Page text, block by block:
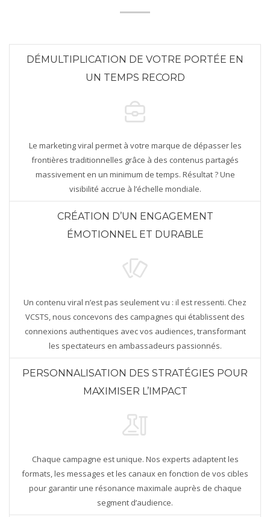
DÉMULTIPLICATION DE VOTRE PORTÉE EN
UN TEMPS RECORD
Le marketing viral permet à votre marque de dépasser les
frontières traditionnelles grâce à des contenus partagés
massivement en un minimum de temps. Résultat ? Une
visibilité accrue à l’échelle mondiale.
CRÉATION D’UN ENGAGEMENT
ÉMOTIONNEL ET DURABLE
Un contenu viral n’est pas seulement vu : il est ressenti. Chez
VCSTS, nous concevons des campagnes qui établissent des
connexions authentiques avec vos audiences, transformant
les spectateurs en ambassadeurs passionnés.
PERSONNALISATION DES STRATÉGIES POUR
MAXIMISER L’IMPACT
Chaque campagne est unique. Nos experts adaptent les
formats, les messages et les canaux en fonction de vos cibles
pour garantir une résonance maximale auprès de chaque
segment d’audience.